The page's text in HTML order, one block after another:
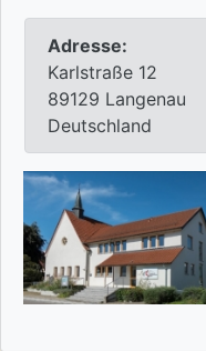
Adresse:
Karlstraße 12
89129 Langenau
Deutschland